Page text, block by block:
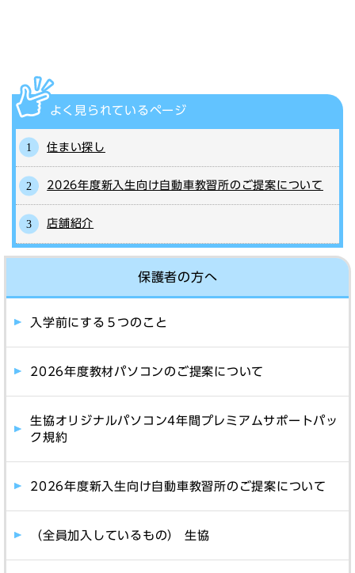
保護者の方へ
入学前にする５つのこと
2026年度教材パソコンのご提案について
生協オリジナルパソコン4年間プレミアムサポートパッ
ク規約
2026年度新入生向け自動車教習所のご提案について
（全員加入しているもの） 生協
よく見られているページ
住まい探し
2026年度新入生向け自動車教習所のご提案について
店舗紹介